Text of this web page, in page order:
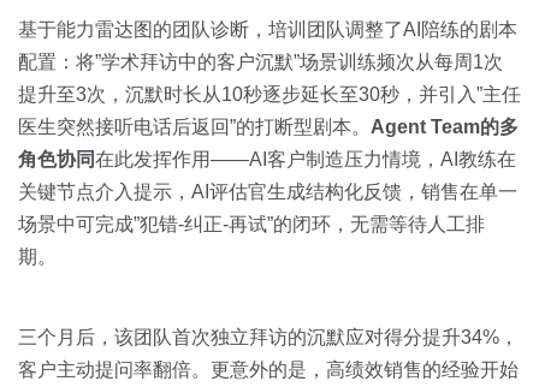
基于能力雷达图的团队诊断，培训团队调整了AI陪练的剧本
配置：将”学术拜访中的客户沉默”场景训练频次从每周1次
提升至3次，沉默时长从10秒逐步延长至30秒，并引入”主任
医生突然接听电话后返回”的打断型剧本。 Agent Team的多
角色协同在此发挥作用——AI客户制造压力情境，AI教练在
关键节点介入提示，AI评估官生成结构化反馈，销售在单一
场景中可完成”犯错-纠正-再试”的闭环，无需等待人工排
期。
三个月后，该团队首次独立拜访的沉默应对得分提升34%，
客户主动提问率翻倍。更意外的是，高绩效销售的经验开始